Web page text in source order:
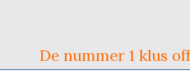
De nummer 1 klus